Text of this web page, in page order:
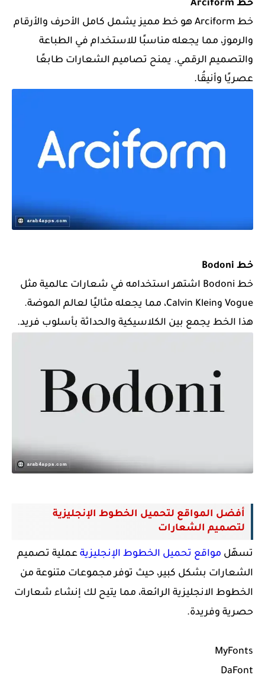
خط Arciform
خط Arciform هو خط مميز يشمل كامل الأحرف والأرقام
والرموز، مما يجعله مناسبًا للاستخدام في الطباعة
والتصميم الرقمي. يمنح تصاميم الشعارات طابعًا
عصريًا وأنيقُا.
خط Bodoni
خط Bodoni اشتهر استخدامه في شعارات عالمية مثل
Vogue وCalvin Klein، مما يجعله مثاليًا لعالم الموضة.
هذا الخط يجمع بين الكلاسيكية والحداثة بأسلوب فريد.
أفضل المواقع لتحميل الخطوط الإنجليزية
لتصميم الشعارات
تسهّل مواقع تحميل الخطوط الإنجليزية عملية تصميم
الشعارات بشكل كبير، حيث توفر مجموعات متنوعة من
الخطوط الانجليزية الرائعة، مما يتيح لك إنشاء شعارات
حصرية وفريدة.
MyFonts
DaFont